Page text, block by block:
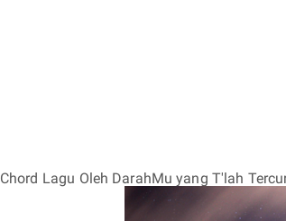
Chord Lagu Oleh DarahMu yang T'lah